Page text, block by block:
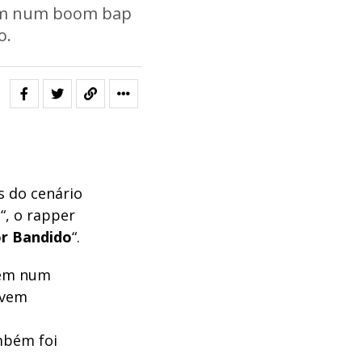
num boom bap
do cenário
“, o rapper
Bandido“.
num
foi